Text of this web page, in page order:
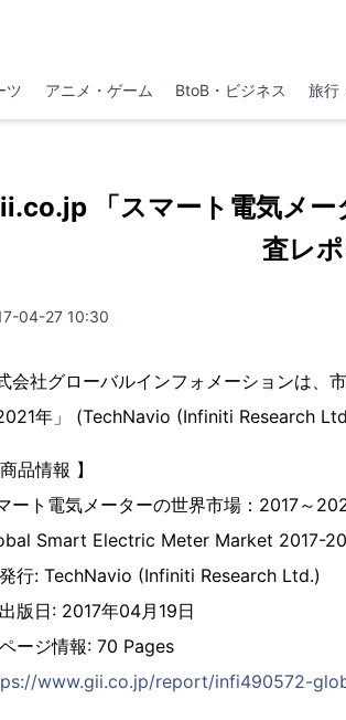
ツ アニメ・ゲーム BtoB・ビジネス 旅行
「スマート電気メー
査レ
04-27 10:30
会社グローバルインフォメーションは、
年」 (TechNavio (Infiniti Research
商品情報 】
ート電気メーターの世界市場：2017～
Smart Electric Meter Market 2017-
行: TechNavio (Infiniti Research Ltd.)
版日: 2017年04月19日
ージ情報: 70 Pages
www.gii.co.jp/report/infi490572-